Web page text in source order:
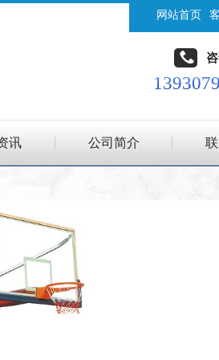
网站首页
讯 公司简介